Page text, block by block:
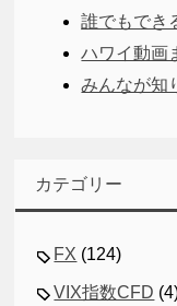
誰でもでき
ハワイ動画
みんなが知
カテゴリー
FX (124)
VIX指数CFD